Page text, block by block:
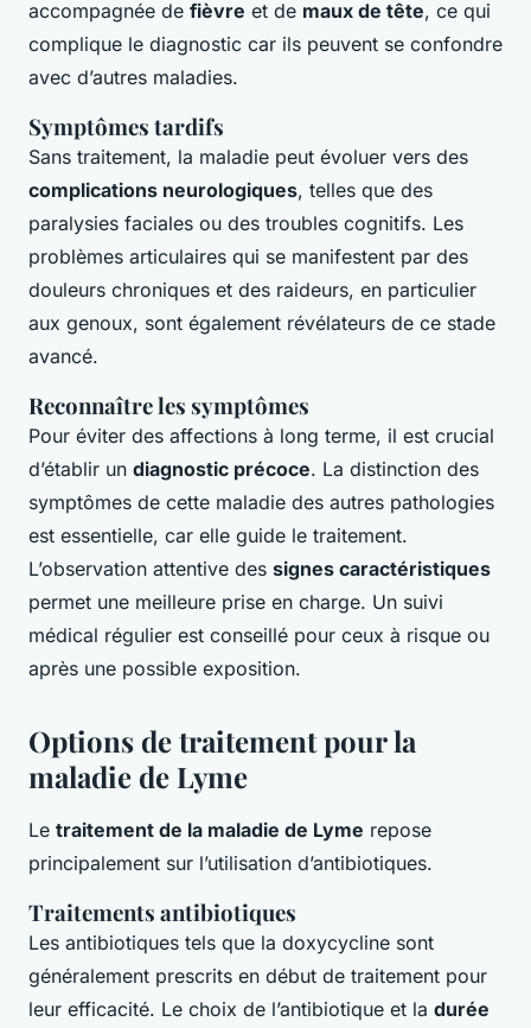
accompagnée de fièvre et de maux de tête, ce qui
complique le diagnostic car ils peuvent se confondre
avec d’autres maladies.
Symptômes tardifs
Sans traitement, la maladie peut évoluer vers des
complications neurologiques, telles que des
paralysies faciales ou des troubles cognitifs. Les
problèmes articulaires qui se manifestent par des
douleurs chroniques et des raideurs, en particulier
aux genoux, sont également révélateurs de ce stade
avancé.
Reconnaître les symptômes
Pour éviter des affections à long terme, il est crucial
d’établir un diagnostic précoce. La distinction des
symptômes de cette maladie des autres pathologies
est essentielle, car elle guide le traitement.
L’observation attentive des signes caractéristiques
permet une meilleure prise en charge. Un suivi
médical régulier est conseillé pour ceux à risque ou
après une possible exposition.
Options de traitement pour la
maladie de Lyme
Le traitement de la maladie de Lyme repose
principalement sur l’utilisation d’antibiotiques.
Traitements antibiotiques
Les antibiotiques tels que la doxycycline sont
généralement prescrits en début de traitement pour
leur efficacité. Le choix de l’antibiotique et la durée